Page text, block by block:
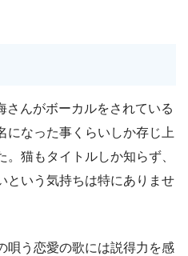
さんがボーカルをされている
になった事くらいしか存じ上
猫もタイトルしか知らず、
という気持ちは特にありませ
唄う恋愛の歌には説得力を感